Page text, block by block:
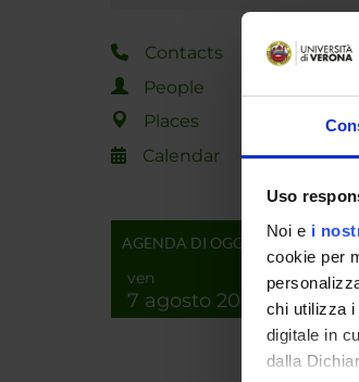
Uso
Noi e i
cookie per
chi utilizza
digitale in
dalla
Contacts
People
Places
Calendar
AGENDA DI OGGI
ven
7 agosto 2026